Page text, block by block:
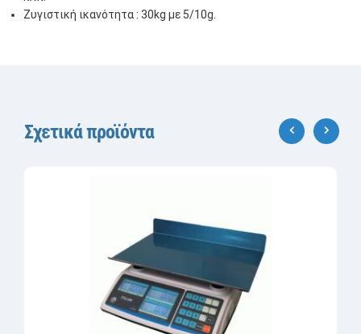
Ζυγιστική ικανότητα : 30kg με 5/10g.
Σχετικά προϊόντα